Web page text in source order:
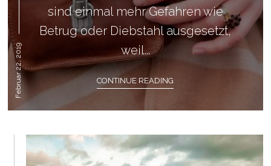
Februar 22, 2019
sind einmal mehr Gefahren wie
Betrug oder Diebstahl ausgesetzt,
weil...
CONTINUE READING